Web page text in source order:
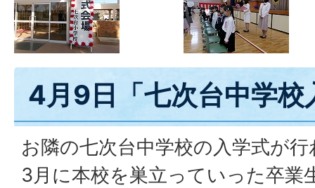
4月9日「七次台中学校
お隣の七次台中学校の入学式が
3月に本校を巣立っていった卒業